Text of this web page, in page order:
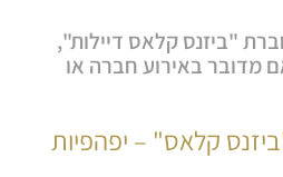
"ביזנס קלאס דיילות",
מדובר באירוע חברה או
קלאס" – יפהפיות